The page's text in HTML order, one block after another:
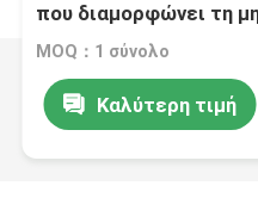
που διαμορφώνει τη
MOQ：1 σύνολο
Καλύτερη τιμή